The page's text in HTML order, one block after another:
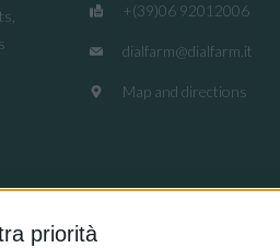
priorità
+(39)06 92012006
dialfarm@dialfarm.it
Map and directions